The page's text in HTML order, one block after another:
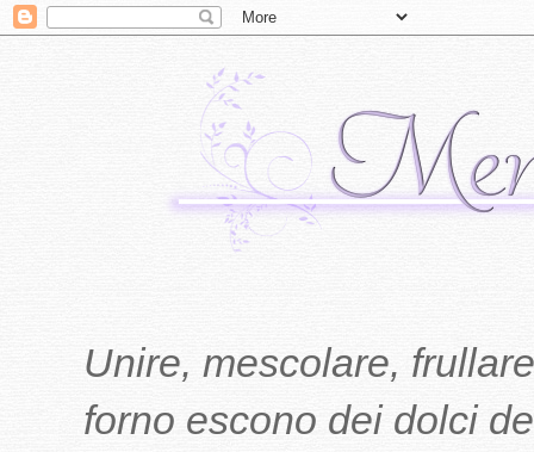
Unire, mescolare,
forno escono dei dolci